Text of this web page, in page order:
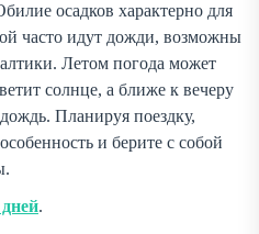
осадков характерно для
часто идут дожди, возможны
Летом погода может
солнце, а ближе к вечеру
Планируя поездку,
и берите с собой
.